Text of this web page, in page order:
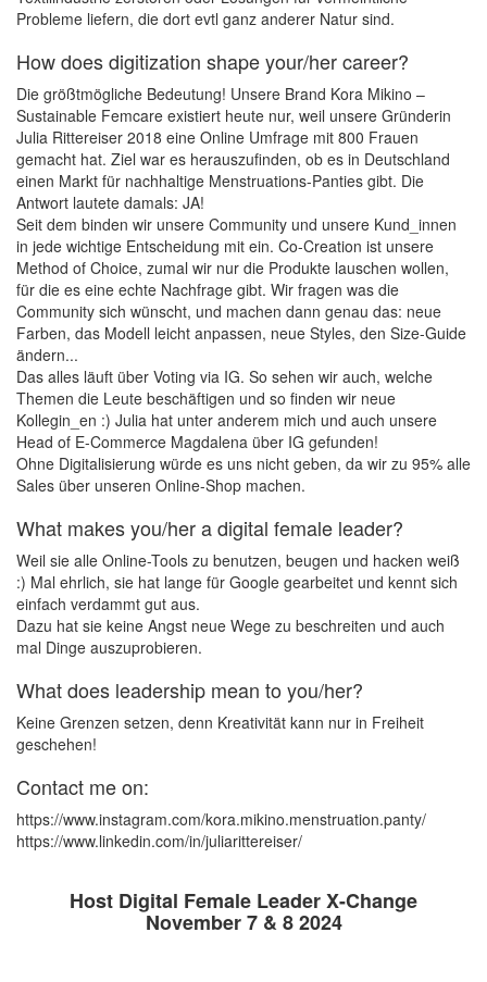
Probleme liefern, die dort evtl ganz anderer Natur sind.
How does digitization shape your/her career?
Die größtmögliche Bedeutung! Unsere Brand Kora Mikino –
Sustainable Femcare existiert heute nur, weil unsere Gründerin
Julia Rittereiser 2018 eine Online Umfrage mit 800 Frauen
gemacht hat. Ziel war es herauszufinden, ob es in Deutschland
einen Markt für nachhaltige Menstruations-Panties gibt. Die
Antwort lautete damals: JA!
Seit dem binden wir unsere Community und unsere Kund_innen
in jede wichtige Entscheidung mit ein. Co-Creation ist unsere
Method of Choice, zumal wir nur die Produkte lauschen wollen,
für die es eine echte Nachfrage gibt. Wir fragen was die
Community sich wünscht, und machen dann genau das: neue
Farben, das Modell leicht anpassen, neue Styles, den Size-Guide
ändern...
Das alles läuft über Voting via IG. So sehen wir auch, welche
Themen die Leute beschäftigen und so finden wir neue
Kollegin_en :) Julia hat unter anderem mich und auch unsere
Head of E-Commerce Magdalena über IG gefunden!
Ohne Digitalisierung würde es uns nicht geben, da wir zu 95% alle
Sales über unseren Online-Shop machen.
What makes you/her a digital female leader?
Weil sie alle Online-Tools zu benutzen, beugen und hacken weiß
:) Mal ehrlich, sie hat lange für Google gearbeitet und kennt sich
einfach verdammt gut aus.
Dazu hat sie keine Angst neue Wege zu beschreiten und auch
mal Dinge auszuprobieren.
What does leadership mean to you/her?
Keine Grenzen setzen, denn Kreativität kann nur in Freiheit
geschehen!
Contact me on:
https://www.instagram.com/kora.mikino.menstruation.panty/
https://www.linkedin.com/in/juliarittereiser/
Host Digital Female Leader X-Change
November 7 & 8 2024